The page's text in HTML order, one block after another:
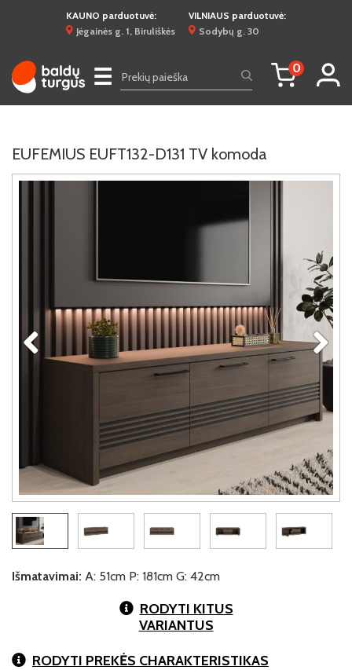
KAUNO parduotuvė:
Jėgainės g. 1, Biruliškės
VILNIAUS parduotuvė:
Sodybų g. 30
☰ 0
EUFEMIUS EUFT132-D131 TV komoda
Išmatavimai: A: 51cm P: 181cm G: 42cm
RODYTI KITUS
VARIANTUS
RODYTI PREKĖS CHARAKTERISTIKAS